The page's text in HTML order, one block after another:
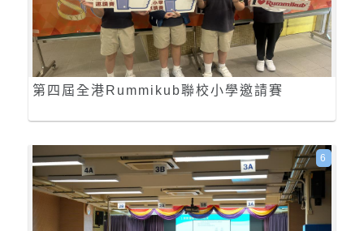
第四屆全港Rummikub聯校小學邀請賽
6